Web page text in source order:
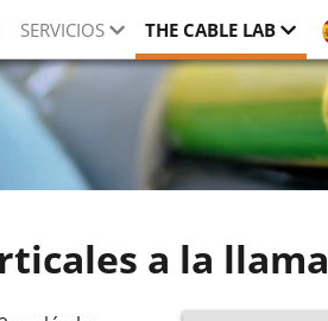
SERVICIOS THE CABLE LAB
a la llama